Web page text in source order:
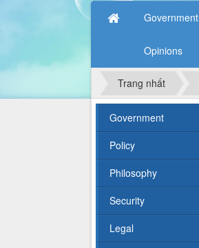
Government
Opinions
Trang nhất
Government
Policy
Philosophy
Security
Legal